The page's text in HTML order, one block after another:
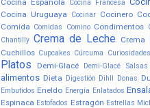
Cocina Francesa
Cocina Uruguaya Cocinar Cocinero
Comida Comidas Comino Condimentos
Chantilly Crema de Leche Crema
Cuchillos Cupcakes Cúrcuma Curiosidades
Platos
Demi-Glacé Demi-Glacé
alimentos Dieta Digestión Dihll Donas
Embutidos Eneldo Energía Enlatados
Espinaca Estofados Estragón Estrellas